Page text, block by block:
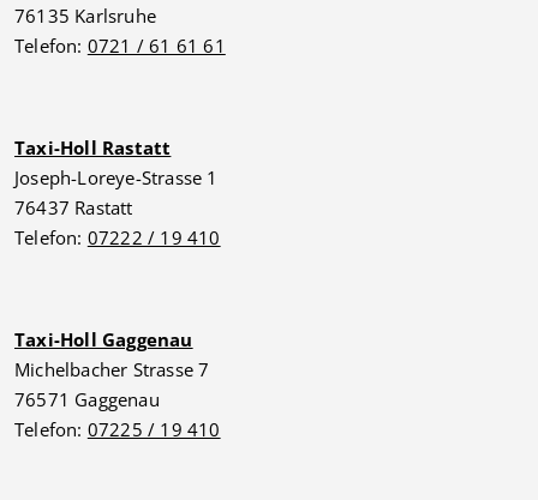
76135 Karlsruhe
Telefon: 0721 / 61 61 61
Taxi-Holl Rastatt
Joseph-Loreye-Strasse 1
76437 Rastatt
Telefon: 07222 / 19 410
Taxi-Holl Gaggenau
Michelbacher Strasse 7
76571 Gaggenau
Telefon: 07225 / 19 410